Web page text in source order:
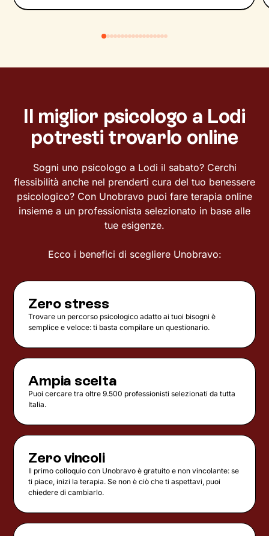
Il miglior psicologo a Lodi
potresti trovarlo online
Sogni uno psicologo a Lodi il sabato? Cerchi
flessibilità anche nel prenderti cura del tuo benessere
psicologico? Con Unobravo puoi fare terapia online
insieme a un professionista selezionato in base alle
tue esigenze.
Ecco i benefici di scegliere Unobravo:
Zero stress
Trovare un percorso psicologico adatto ai tuoi bisogni è
semplice e veloce: ti basta compilare un questionario.
Ampia scelta
Puoi cercare tra oltre 9.500 professionisti selezionati da tutta
Italia.
Zero vincoli
Il primo colloquio con Unobravo è gratuito e non vincolante: se
ti piace, inizi la terapia. Se non è ciò che ti aspettavi, puoi
chiedere di cambiarlo.